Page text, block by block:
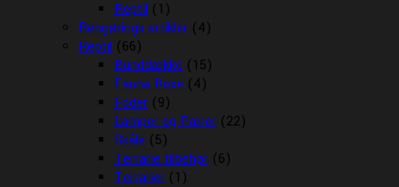
Reptil (1)
Rengørings artikler (4)
Reptil (66)
Bunddække (15)
Fauna Boxe (4)
Foder (9)
Lamper og Pærer (22)
Skåle (5)
Terrarie tilbehør (6)
Terrarier (1)